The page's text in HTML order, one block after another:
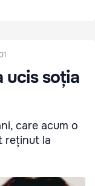
ucis soția
care acum o
reținut la